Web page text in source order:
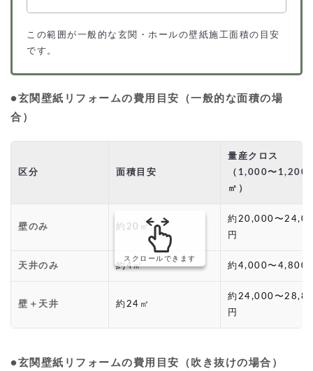
この範囲が一般的な玄関・ホールの壁紙施工面積の目安
です。
●玄関壁紙リフォームの費用目安（一般的な面積の場
合）
区分 面積目安
量産クロス
（1,000〜1,200
㎡）
壁のみ 約20㎡
約20,000〜
円
天井のみ 約4㎡ 約4,000〜4,800
壁＋天井 約24㎡
約24,000〜
円
スクロールできます
●玄関壁紙リフォームの費用目安（吹き抜けの場合）